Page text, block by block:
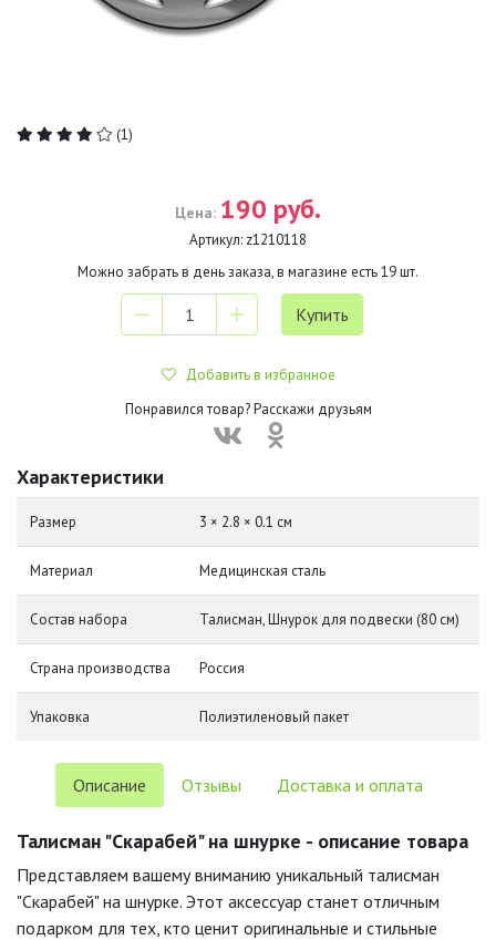
(1)
Цена: 190 руб.
Артикул: z1210118
Можно забрать в день заказа, в магазине есть19шт.
Добавить в избранное
Понравился товар? Расскажи друзьям
Характеристики
Размер 3 × 2.8 × 0.1 см
Материал Медицинская сталь
Состав набора Талисман, Шнурок для подвески (80 см)
Страна производства Россия
Упаковка Полиэтиленовый пакет
Описание Отзывы Доставка и оплата
Талисман "Скарабей" на шнурке - описание товара
Представляем вашему вниманию уникальный талисман
"Скарабей" на шнурке. Этот аксессуар станет отличным
подарком для тех, кто ценит оригинальные и стильные